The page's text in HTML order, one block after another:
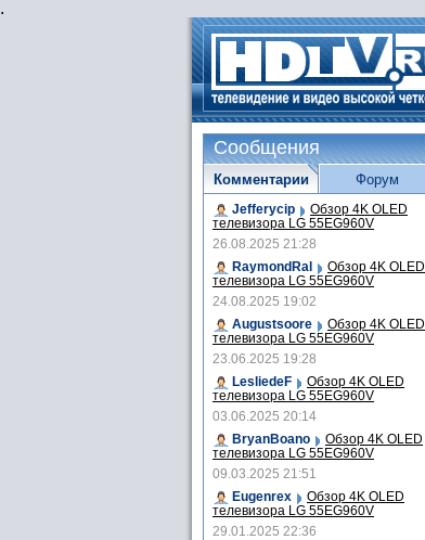
.
Сообщения
Комментарии
Jefferycip Обзор 4K OLED
телевизора LG 55EG960V
26.08.2025 21:28
RaymondRal
Обзор 4K OLED
телевизора LG 55EG960V
24.08.2025 19:02
Augustsoore
Обзор 4K OLED
телевизора LG 55EG960V
23.06.2025 19:28
LesliedeF
Обзор 4K OLED
телевизора LG 55EG960V
03.06.2025 20:14
BryanBoano
Обзор 4K OLED
телевизора LG 55EG960V
09.03.2025 21:51
Eugenrex
Обзор 4K OLED
телевизора LG 55EG960V
29.01.2025 22:36
Форум